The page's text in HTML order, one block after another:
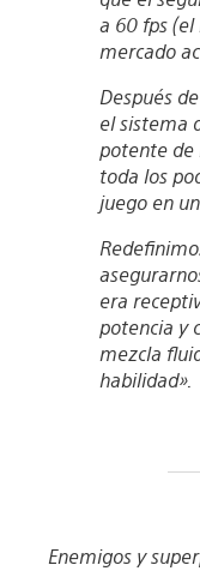
a 60 fps
mercado
Después
el sistema
potente de
toda los
juego en
era
potencia y
mezcla
habilidad».
Enemigos y